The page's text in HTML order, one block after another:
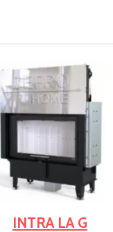
INTRA LA G